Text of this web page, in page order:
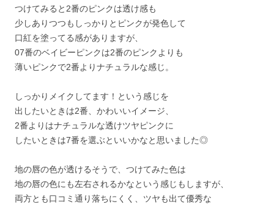
つけてみると2番のピンクは透け感も
少しありつつもしっかりとピンクが発色して
口紅を塗ってる感がありますが、
07番のベイビーピンクは2番のピンクよりも
薄いピンクで2番よりナチュラルな感じ。
しっかりメイクしてます！という感じを
出したいときは2番、かわいいイメージ、
2番よりはナチュラルな透けツヤピンクに
したいときは7番を選ぶといいかなと思いました◎
地の唇の色が透けるそうで、つけてみた色は
地の唇の色にも左右されるかなという感じもしますが、
両方とも口コミ通り落ちにくく、ツヤも出て優秀な